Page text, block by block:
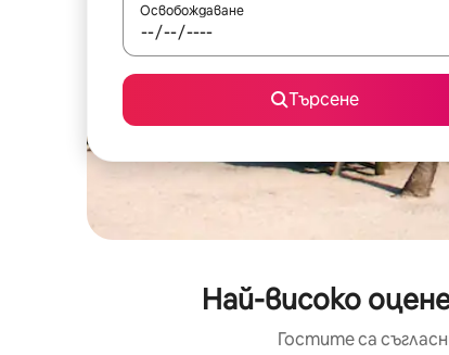
Освобождаване
Търсене
Най-високо
Гостите са